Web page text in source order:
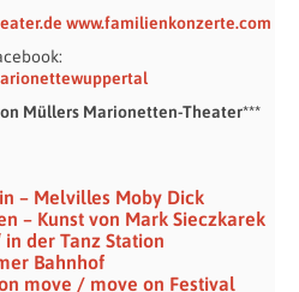
www.familienkonzerte.com
Müllers Marionetten-Theater***
– Melvilles Moby Dick
– Kunst von Mark Sieczkarek
der Tanz Station
Bahnhof
move / move on Festival